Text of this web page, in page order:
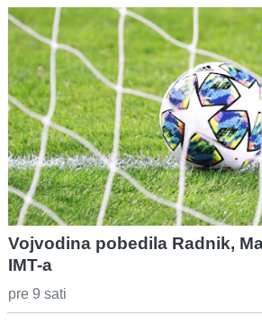
Vojvodina pobedila Radnik,
IMT-a
pre 9 sati